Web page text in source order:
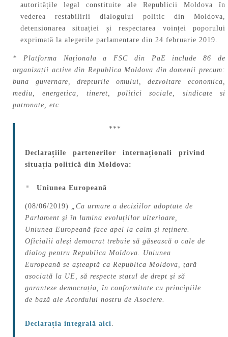
autoritățile legal constituite ale Republicii Moldova în
vederea restabilirii dialogului politic din Moldova,
detensionarea situației și respectarea voinței poporului
exprimată la alegerile parlamentare din 24 februarie 2019.
* Platforma Naționala a FSC din PaE include 86 de
organizații active din Republica Moldova din domenii precum:
buna guvernare, drepturile omului, dezvoltare economica,
mediu, energetica, tineret, politici sociale, sindicate si
patronate, etc.
***
Declarațiile partenerilor internaționali privind
situația politică din Moldova:
Uniunea Europeană
(08/06/2019)
„Ca urmare a deciziilor adoptate de
Parlament și în lumina evoluțiilor ulterioare,
Uniunea Europeană face apel la calm și reținere.
Oficialii aleși democrat trebuie să găsească o cale de
dialog pentru Republica Moldova. Uniunea
Europeană se așteaptă ca Republica Moldova, țară
asociată la UE, să respecte statul de drept și să
garanteze democrația, în conformitate cu principiile
de bază ale Acordului nostru de Asociere.
Declarația integrală aici